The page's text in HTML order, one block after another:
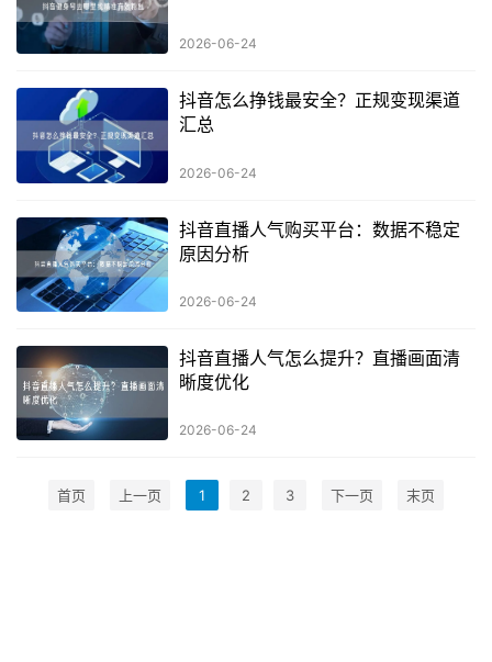
2026-06-24
抖音怎么挣钱最安全？正规变现渠道
汇总
2026-06-24
抖音直播人气购买平台：数据不稳定
原因分析
2026-06-24
抖音直播人气怎么提升？直播画面清
晰度优化
2026-06-24
首页 上一页 1 2 3 下一页 末页